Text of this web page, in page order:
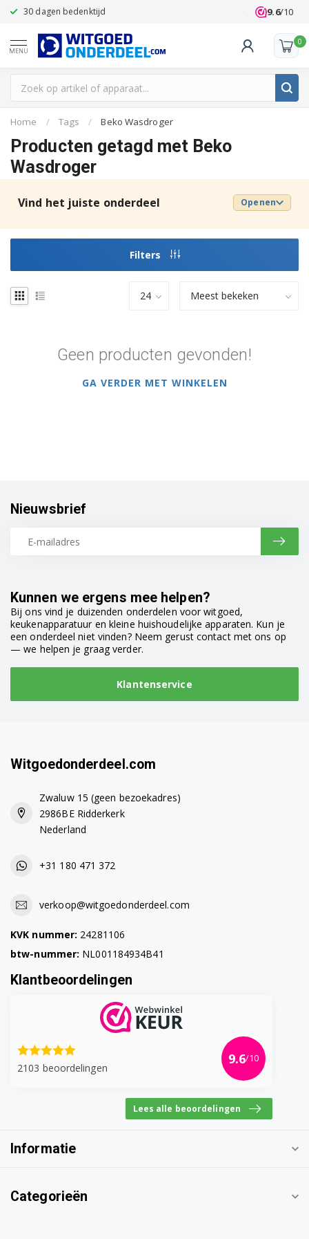
30 dagen bedenktijd Klanten
9.6/10
MENU
0
Home / Tags / Beko Wasdroger
Producten getagd met Beko
Wasdroger
Vind het juiste onderdeel Openen
Filters
Geen producten gevonden!
GA VERDER MET WINKELEN
Kunnen we ergens mee helpen?
Bij ons vind je duizenden onderdelen voor witgoed,
keukenapparatuur en kleine huishoudelijke apparaten. Kun je
een onderdeel niet vinden? Neem gerust contact met ons op
— we helpen je graag verder.
Klantenservice
Nieuwsbrief
Witgoedonderdeel.com
Zwaluw 15 (geen bezoekadres)
2986BE Ridderkerk
Nederland
+31 180 471 372
verkoop@witgoedonderdeel.com
KVK nummer: 24281106
btw-nummer: NL001184934B41
Klantbeoordelingen
2103 beoordelingen
9.6/10
Lees alle beoordelingen
Informatie
Categorieën